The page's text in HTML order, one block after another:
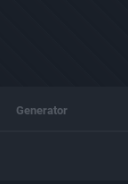
Generator